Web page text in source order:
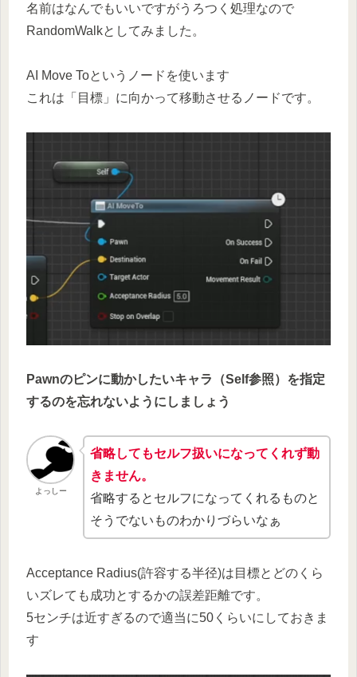
名前はなんでもいいですがうろつく処理なので
RandomWalkとしてみました。
AI Move Toというノードを使います
これは「目標」に向かって移動させるノードです。
Pawnのピンに動かしたいキャラ（Self参照）を指定
するのを忘れないようにしましょう
よっしー
省略してもセルフ扱いになってくれず動
きません。
省略するとセルフになってくれるものと
そうでないものわかりづらいなぁ
Acceptance Radius(許容する半径)は目標とどのくら
いズレても成功とするかの誤差距離です。
5センチは近すぎるので適当に50くらいにしておきま
す